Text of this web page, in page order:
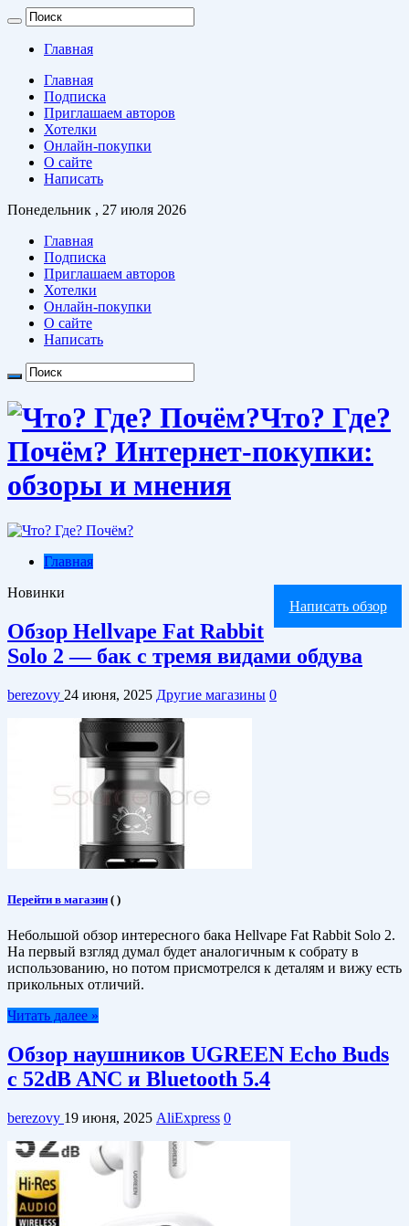
Главная
Главная
Подписка
Приглашаем авторов
Хотелки
Онлайн-покупки
О сайте
Написать
Понедельник , 27 июля 2026
Главная
Подписка
Приглашаем авторов
Хотелки
Онлайн-покупки
О сайте
Написать
Что? Где?
Почём? Интернет-покупки:
обзоры и мнения
Главная
Написать обзор
Новинки
Обзор Hellvape Fat Rabbit
Solo 2 — бак с тремя видами обдува
berezovy 24 июня, 2025 Другие магазины 0
Перейти в магазин ( )
Небольшой обзор интересного бака Hellvape Fat Rabbit Solo 2.
На первый взгляд думал будет аналогичным к собрату в
использованию, но потом присмотрелся к деталям и вижу есть
прикольных отличий.
Читать далее »
Обзор наушников UGREEN Echo Buds
с 52dB ANC и Bluetooth 5.4
berezovy 19 июня, 2025 AliExpress 0